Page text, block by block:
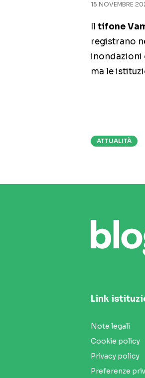
15 NOVEMBRE
Il tifone
registrano
inondazioni
ma le
ATTUALITÀ
Link
Note legali
Cookie policy
Privacy policy
Preferenze